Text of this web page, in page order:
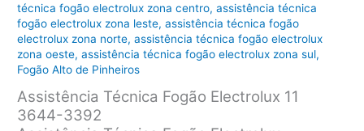
técnica fogão electrolux zona centro,assistência técnica
fogão electrolux zona leste,assistência técnica fogão
electrolux zona norte,assistência técnica fogão electrolux
zona oeste,assistência técnica fogão electrolux zona sul,
Fogão Alto de Pinheiros
Assistência Técnica Fogão Electrolux 11
3644-3392